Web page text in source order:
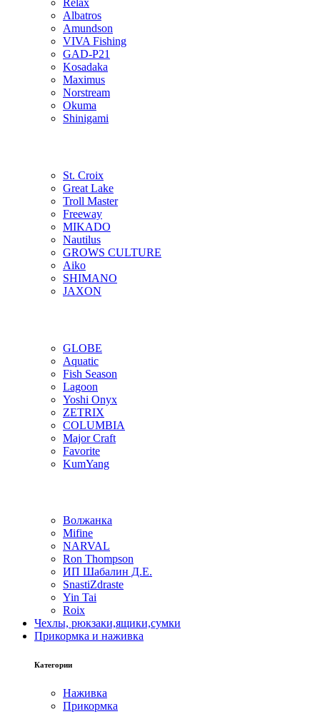
Albatros
Amundson
VIVA Fishing
GAD-P21
Kosadaka
Maximus
Norstream
Okuma
Shinigami
St. Croix
Great Lake
Troll Master
Freeway
MIKADO
Nautilus
GROWS CULTURE
Aiko
SHIMANO
JAXON
GLOBE
Aquatic
Fish Season
Lagoon
Yoshi Onyx
ZETRIX
COLUMBIA
Major Craft
Favorite
KumYang
Волжанка
Mifine
NARVAL
Ron Thompson
ИП Шабалин Д.Е.
SnastiZdraste
Yin Tai
Roix
Чехлы, рюкзаки,ящики,сумки
Прикормка и наживка
Категории
Наживка
Прикормка